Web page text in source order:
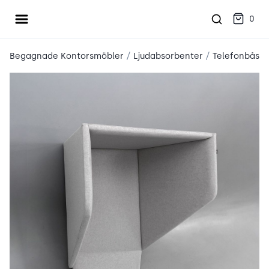
Öppna meny 0
Begagnade Kontorsmöbler / Ljudabsorbenter / Telefonbås